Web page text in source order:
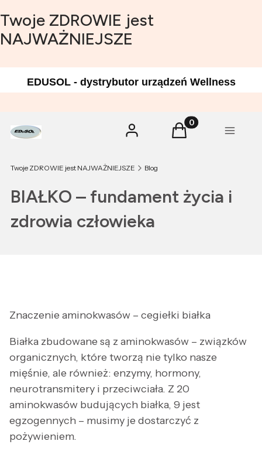
Twoje ZDROWIE jest
NAJWAŻNIEJSZE
EDUSOL - dystrybutor urządzeń Wellness
Zaloguj się Produkty w
Koszyk Menu
Twoje ZDROWIE jest NAJWAŻNIEJSZE Blog
BIAŁKO – fundament życia i
zdrowia człowieka
Znaczenie aminokwasów – cegiełki białka
Białka zbudowane są z aminokwasów – związków
organicznych, które tworzą nie tylko nasze
mięśnie, ale również: enzymy, hormony,
neurotransmitery i przeciwciała. Z 20
aminokwasów budujących białka, 9 jest
egzogennych – musimy je dostarczyć z
pożywieniem.